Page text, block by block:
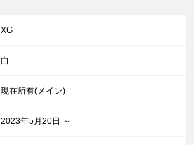
XG
白
現在所有(メイン)
2023年5月20日 ～